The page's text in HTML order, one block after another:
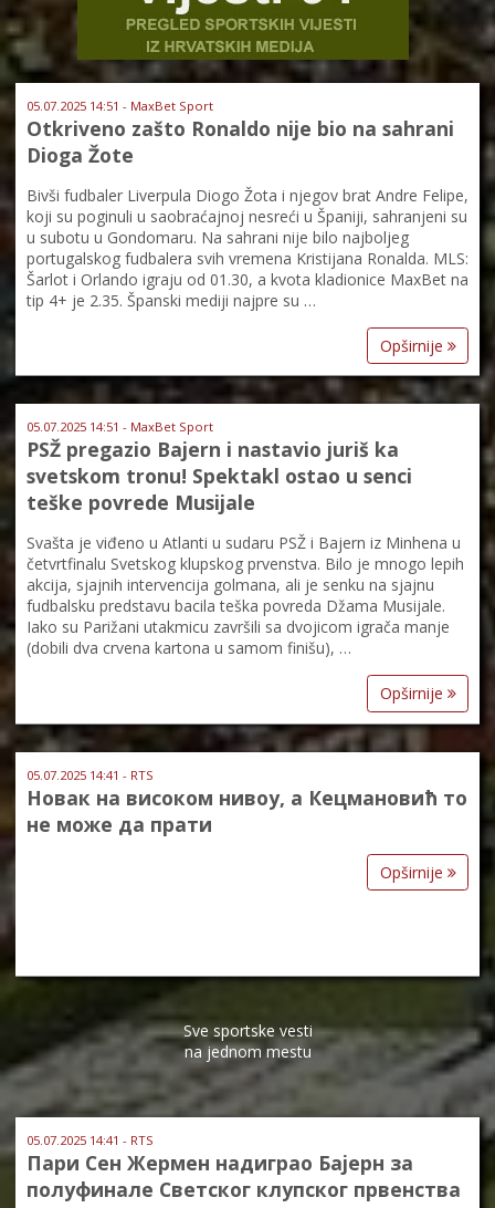
05.07.2025 14:51 - MaxBet Sport
Otkriveno zašto Ronaldo nije bio na sahrani
Dioga Žote
Bivši fudbaler Liverpula Diogo Žota i njegov brat Andre Felipe,
koji su poginuli u saobraćajnoj nesreći u Španiji, sahranjeni su
u subotu u Gondomaru. Na sahrani nije bilo najboljeg
portugalskog fudbalera svih vremena Kristijana Ronalda. MLS:
Šarlot i Orlando igraju od 01.30, a kvota kladionice MaxBet na
tip 4+ je 2.35. Španski mediji najpre su …
Opširnije
05.07.2025 14:51 - MaxBet Sport
PSŽ pregazio Bajern i nastavio juriš ka
svetskom tronu! Spektakl ostao u senci
teške povrede Musijale
Svašta je viđeno u Atlanti u sudaru PSŽ i Bajern iz Minhena u
četvrtfinalu Svetskog klupskog prvenstva. Bilo je mnogo lepih
akcija, sjajnih intervencija golmana, ali je senku na sjajnu
fudbalsku predstavu bacila teška povreda Džama Musijale.
Iako su Parižani utakmicu završili sa dvojicom igrača manje
(dobili dva crvena kartona u samom finišu), …
Opširnije
05.07.2025 14:41 - RTS
Новак на високом нивоу, а Кецмановић то
не може да прати
Opširnije
Sve sportske vesti
na jednom mestu
05.07.2025 14:41 - RTS
Пари Сен Жермен надиграо Бајерн за
полуфинале Светског клупског првенства